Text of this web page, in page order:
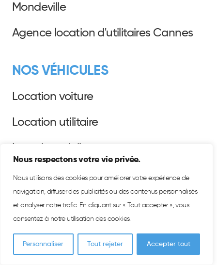
Nous respectons votre vie privée.
Nous utilisons des cookies pour améliorer votre expérience de
navigation, diffuser des publicités ou des contenus personnalisés
et analyser notre trafic. En cliquant sur « Tout accepter », vous
consentez à notre utilisation des cookies.
Personnaliser Tout rejeter Accepter tout
Mondeville
Agence location d'utilitaires Cannes
NOS VÉHICULES
Location voiture
Location utilitaire
Location camion frigorifique
Location utilitaire 4x4